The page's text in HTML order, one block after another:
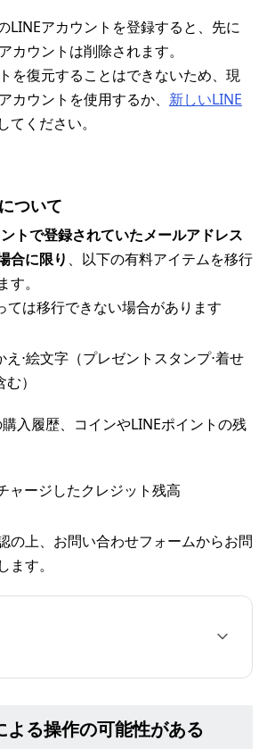
LINEアカウントを登録すると、先に
カウントは削除されます。
を復元することはできないため、現
カウントを使用するか、 新しいLINE
してください。
ついて
トで登録されていたメールアドレス
合に限り 、以下の有料アイテムを移行
。
は移行できない場合があります
え⋅絵文字（プレゼントスタンプ⋅着せ
）
入履歴、コインやLINEポイントの残
ャージしたクレジット残高
の上、お問い合わせフォームからお問
す。
よる操作の可能性がある